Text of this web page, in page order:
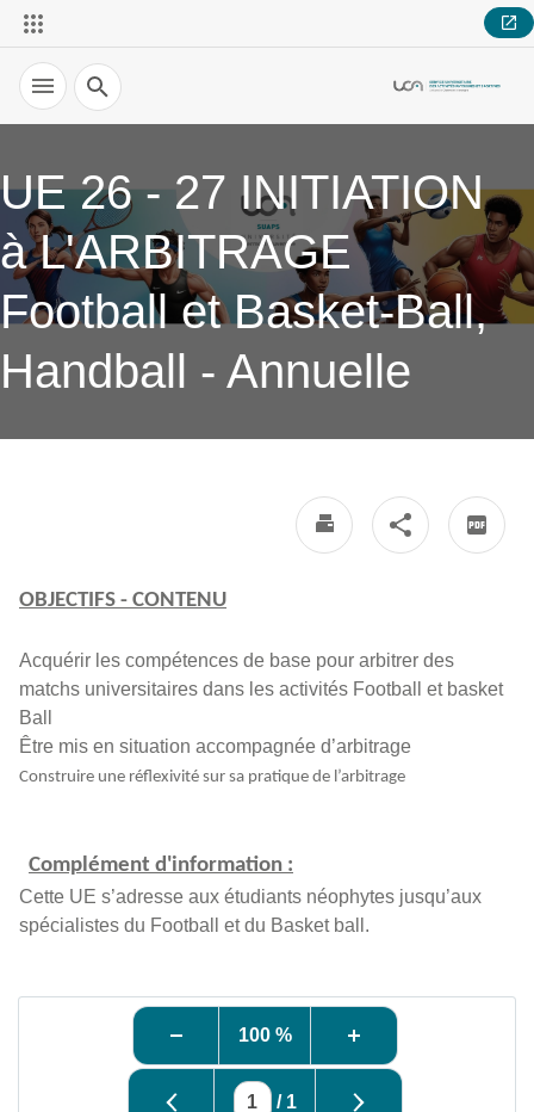
Recherche
UE 26 - 27 INITIATION
à L'ARBITRAGE
Football et Basket-Ball,
Handball - Annuelle
OBJECTIFS - CONTENU
Acquérir les compétences de base pour arbitrer des
matchs universitaires dans les activités Football et basket
Ball
Être mis en situation accompagnée d’arbitrage
Construire une réflexivité sur sa pratique de l’arbitrage
Complément d'information :
Cette UE s’adresse aux étudiants néophytes jusqu’aux
spécialistes du Football et du Basket ball.
100 %
/ 1